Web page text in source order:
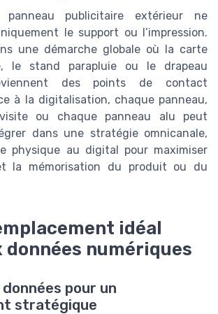
panneau publicitaire extérieur ne
le support ou l’impression.
une démarche globale où la carte
le stand parapluie ou le drapeau
des points de contact
à la digitalisation, chaque panneau,
ou chaque panneau alu peut
dans une stratégie omnicanale,
physique au digital pour maximiser
la mémorisation du produit ou du
idéal
données numériques
pour un
stratégique